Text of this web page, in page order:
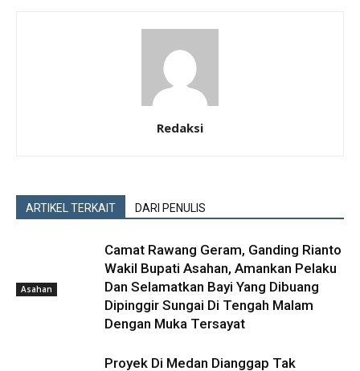
Redaksi
ARTIKEL TERKAIT DARI PENULIS
Asahan
Camat Rawang Geram, Ganding Rianto
Wakil Bupati Asahan, Amankan Pelaku
Dan Selamatkan Bayi Yang Dibuang
Dipinggir Sungai Di Tengah Malam
Dengan Muka Tersayat
Proyek Di Medan Dianggap Tak